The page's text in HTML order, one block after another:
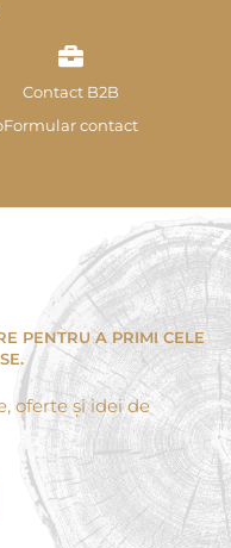
Contact B2B
Formular contact
PENTRU A PRIMI CELE
oferte și idei de